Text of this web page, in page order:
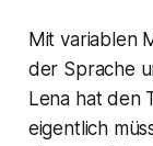
Mit variablen
der Sprache
Lena hat den
eigentlich